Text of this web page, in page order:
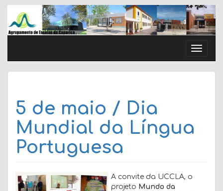
Skip
content
Toggle
5 de maio / Dia
Mundial da Língua
Portuguesa
A convite da UCCLA, o
projeto Mundo da